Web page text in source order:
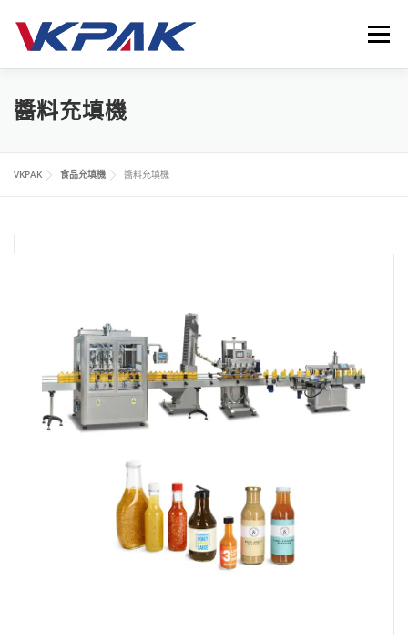
要
選單
首頁 液體包裝設備
聯繫我們 LANGUAGE
醬料充填機
VKPAK 食品充填機 醬料充填機